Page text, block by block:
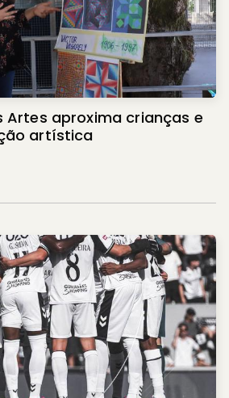
Artes aproxima crianças e
artística